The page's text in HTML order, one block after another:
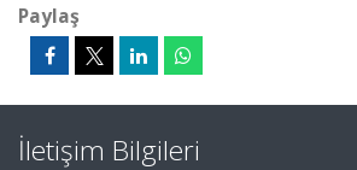
Paylaş
İletişim Bilgileri